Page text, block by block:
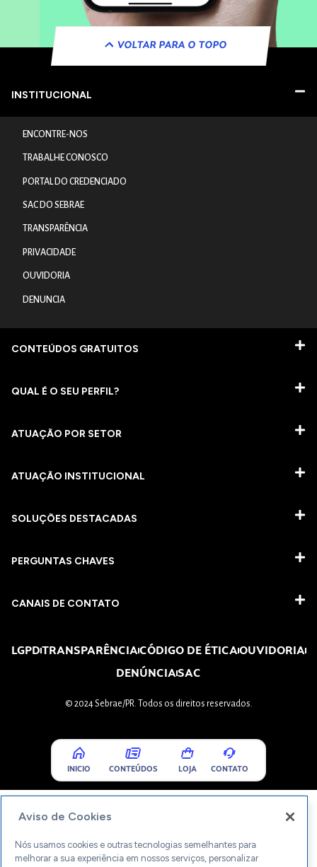
VOLTAR PARA O TOPO
INSTITUCIONAL
ENCONTRE-NOS
TRABALHE CONOSCO
PORTAL DO CREDENCIADO
SAC DO SEBRAE
TRANSPARÊNCIA
PRIVACIDADE
OUVIDORIA
DENUNCIA
CONTEÚDOS GRATUITOS
QUAL É O SEU PERFIL?
ATUAÇÃO POR SETOR
ATUAÇÃO INSTITUCIONAL
SOLUÇÕES DESTACADAS
PERGUNTAS CHAVES​
CANAIS DE CONTATO
LGPDTRANSPARÊNCIACÓDIGO DE ÉTICAOUVIDORIA
DENÚNCIASAC
© 2024 Sebrae/PR. Todos os direitos reservados.
INICIO CONTEÚDOS LOJA CONTATO
Aviso de Cookies
Nós usamos cookies e outras tecnologias semelhantes para
melhorar a sua experiência em nossos serviços, personalizar